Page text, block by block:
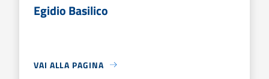
Egidio Basilico
VAI ALLA PAGINA